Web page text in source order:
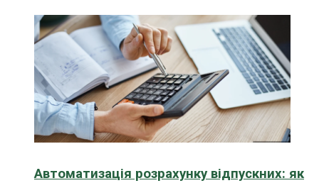
Автоматизація розрахунку відпускних: як